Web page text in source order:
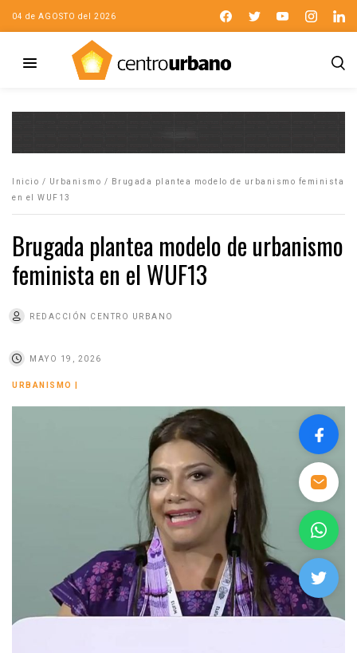
04 de AGOSTO del 2026
Inicio / Urbanismo /
Brugada plantea modelo de urbanismo feminista
en el WUF13
Brugada plantea modelo de urbanismo
feminista en el WUF13
REDACCIÓN CENTRO URBANO
MAYO 19, 2026
URBANISMO